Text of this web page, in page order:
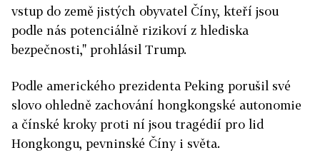
vstup do země jistých obyvatel Číny, kteří jsou
podle nás potenciálně rizikoví z hlediska
bezpečnosti," prohlásil Trump.
Podle amerického prezidenta Peking porušil své
slovo ohledně zachování hongkongské autonomie
a čínské kroky proti ní jsou tragédií pro lid
Hongkongu, pevninské Číny i světa.